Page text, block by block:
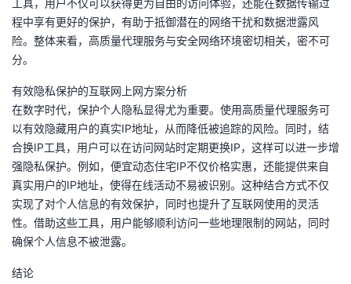
工具，用户不仅可以获得更为自由的访问体验，还能在数据传输过
程中享有更好的保护，有助于抵御潜在的网络干扰和数据泄露风
险。整体来看，高质量代理服务与安全网络环境密切相关，密不可
分。
有效隐私保护的互联网上网方案分析
在数字时代，保护个人隐私显得尤为重要。使用高质量代理服务可
以有效隐藏用户的真实IP地址，从而降低被追踪的风险。同时，结
合换IP工具，用户可以在访问网站时定期更换IP，这样可以进一步增
强隐私保护。例如，便宜动态住宅IP不仅价格实惠，还能提供来自
真实用户的IP地址，使得在线活动不易被识别。这种结合方式不仅
实现了对个人信息的有效保护，同时也提升了互联网使用的灵活
性。借助这些工具，用户能够顺利访问一些地理限制的网站，同时
确保个人信息不被泄露。
结论